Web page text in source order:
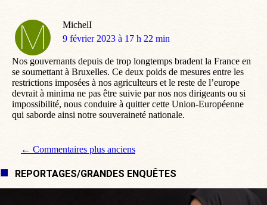
MichelI
dit
9 février 2023 à 17 h 22 min
Nos gouvernants depuis de trop longtemps bradent la France en
se soumettant à Bruxelles. Ce deux poids de mesures entre les
restrictions imposées à nos agriculteurs et le reste de l’europe
devrait à minima ne pas être suivie par nos nos dirigeants ou si
impossibilité, nous conduire à quitter cette Union-Européenne
qui saborde ainsi notre souveraineté nationale.
Navigation de commentaire
← Commentaires plus anciens
REPORTAGES/GRANDES ENQUÊTES